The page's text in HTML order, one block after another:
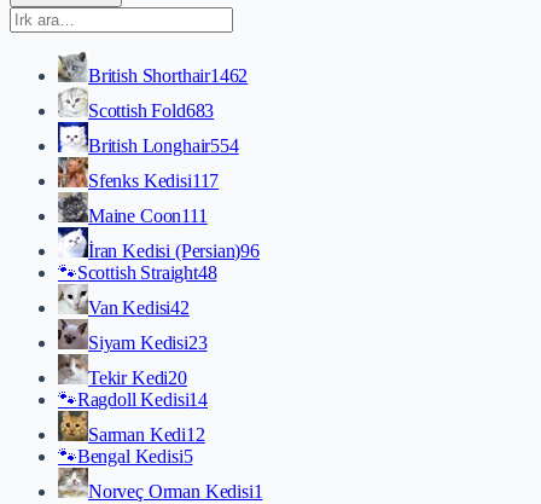
British Shorthair1462
Scottish Fold683
British Longhair554
Sfenks Kedisi117
Maine Coon111
İran Kedisi (Persian)96
🐾Scottish Straight48
Van Kedisi42
Siyam Kedisi23
Tekir Kedi20
🐾Ragdoll Kedisi14
Sarman Kedi12
🐾Bengal Kedisi5
Norveç Orman Kedisi1